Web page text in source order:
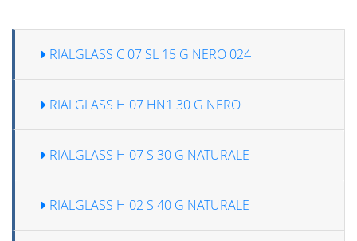
RIALGLASS C 07 SL 15 G NERO 024
RIALGLASS H 07 HN1 30 G NERO
RIALGLASS H 07 S 30 G NATURALE
RIALGLASS H 02 S 40 G NATURALE